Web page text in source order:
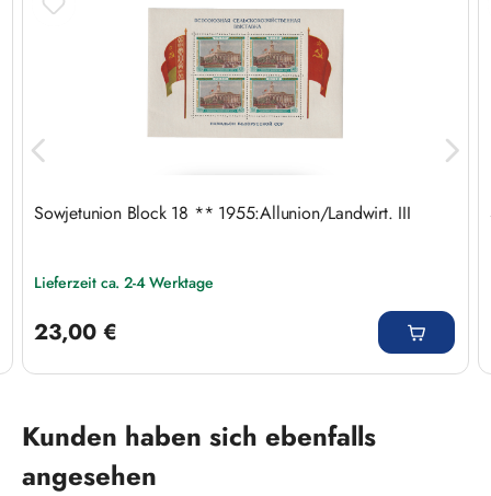
Sowjetunion Block 18 ** 1955:Allunion/Landwirt. III
Lieferzeit ca. 2-4 Werktage
23,00 €
Produktgalerie überspringen
Kunden haben sich ebenfalls
angesehen